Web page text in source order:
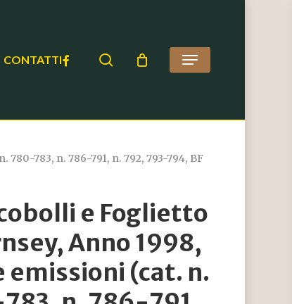
CONTATTIFACEBOOK search Menu
783, n. 786-791, n. 792, 793-794, BF
e Foglietto
Anno 1998,
emissioni (cat. n.